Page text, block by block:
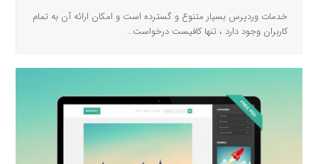
خدمات وردپرس بسیار متنوع و گسترده است و امکان ارائه آن به تمام
کاربران وجود دارد ، تنها کافیست درخواست…